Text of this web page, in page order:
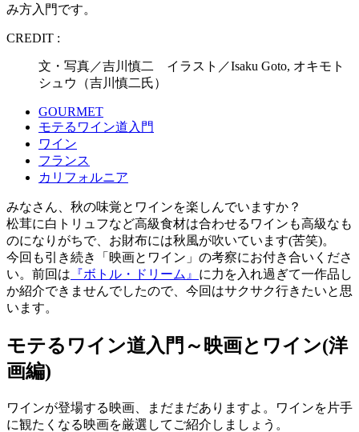
み方入門です。
CREDIT :
文・写真／吉川慎二 イラスト／Isaku Goto, オキモト
シュウ（吉川慎二氏）
GOURMET
モテるワイン道入門
ワイン
フランス
カリフォルニア
みなさん、秋の味覚とワインを楽しんでいますか？
松茸に白トリュフなど高級食材は合わせるワインも高級なも
のになりがちで、お財布には秋風が吹いています(苦笑)。
今回も引き続き「映画とワイン」の考察にお付き合いくださ
い。前回は 『ボトル・ドリーム』 に力を入れ過ぎて一作品し
か紹介できませんでしたので、今回はサクサク行きたいと思
います。
モテるワイン道入門～映画とワイン(洋
画編)
ワインが登場する映画、まだまだありますよ。ワインを片手
に観たくなる映画を厳選してご紹介しましょう。